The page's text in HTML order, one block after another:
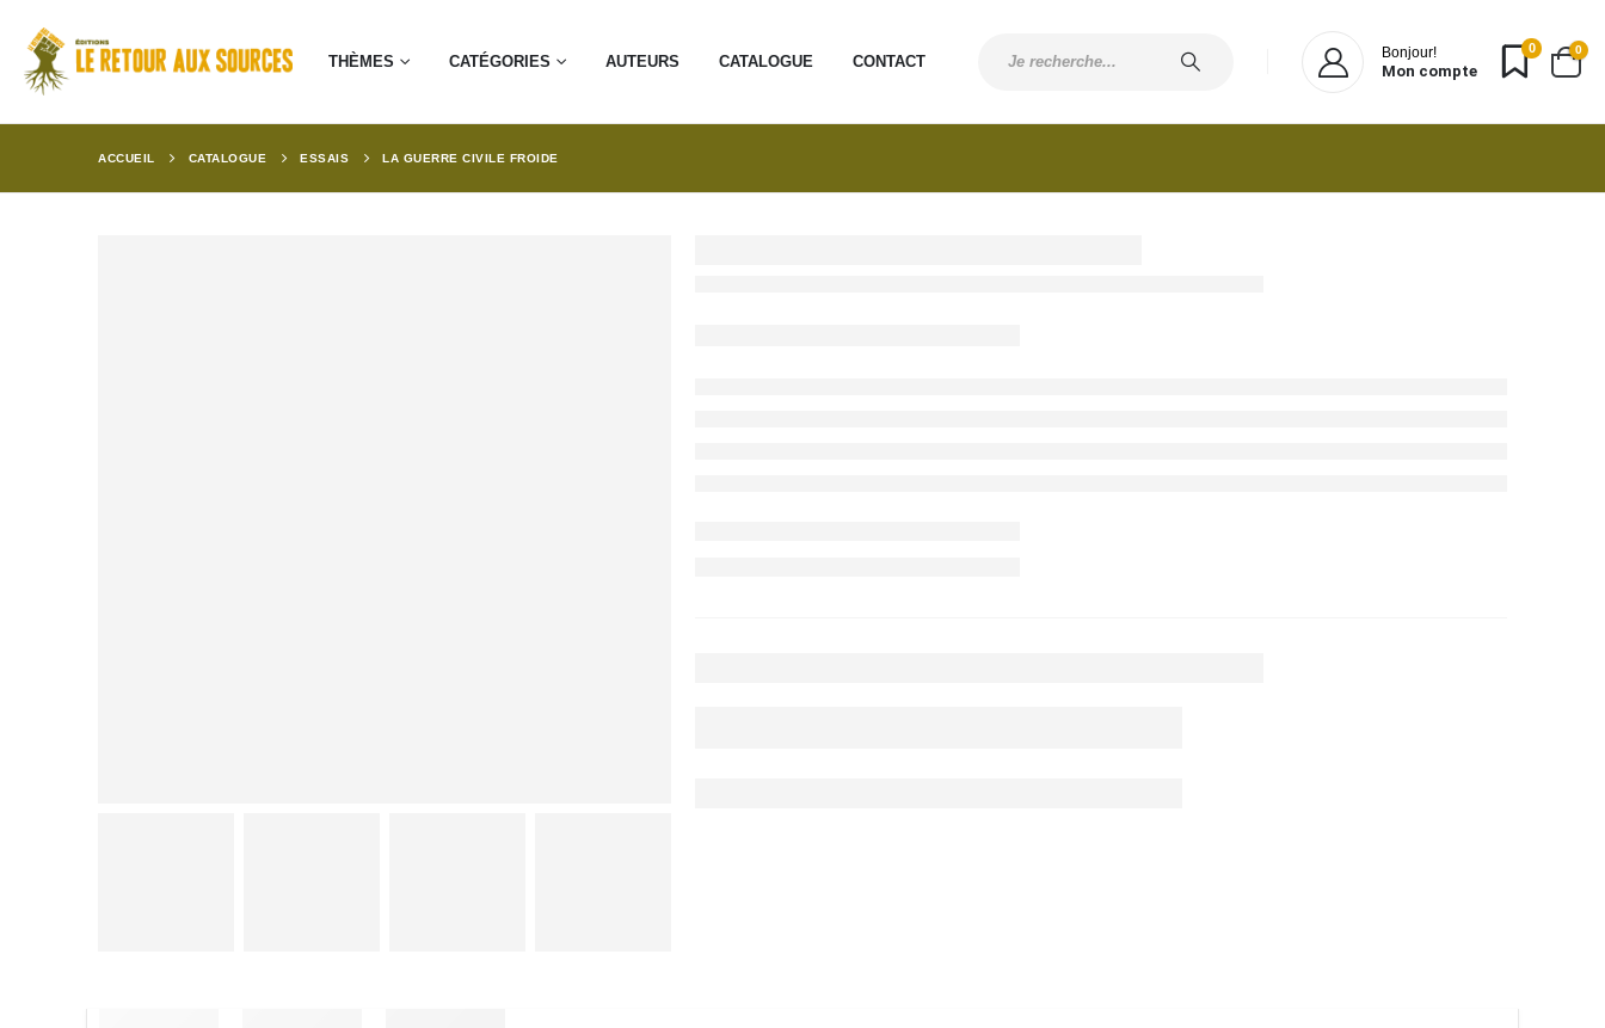
THÈMES CATÉGORIES AUTEURS CATALOGUE CONTACT
Bonjour!
Mon compte
0 0
ACCUEIL CATALOGUE ESSAIS LA GUERRE CIVILE FROIDE